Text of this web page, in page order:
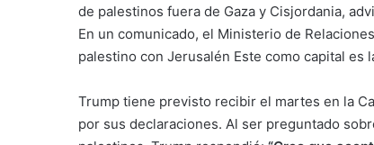
de palestinos fuera de Gaza y Cisjordania,
En un comunicado, el Ministerio de
palestino con Jerusalén Este como capital es
Trump tiene previsto recibir el martes en la
por sus declaraciones. Al ser preguntado